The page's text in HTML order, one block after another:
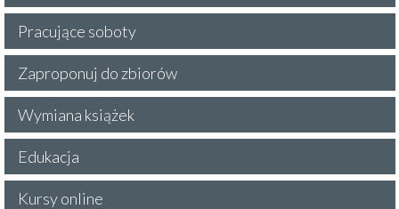
Pracujące soboty
Zaproponuj do zbiorów
Wymiana książek
Edukacja
Kursy online